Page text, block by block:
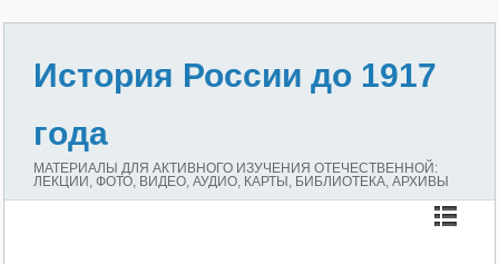
История России до 1917
года
МАТЕРИАЛЫ ДЛЯ АКТИВНОГО ИЗУЧЕНИЯ ОТЕЧЕСТВЕННОЙ:
ЛЕКЦИИ, ФОТО, ВИДЕО, АУДИО, КАРТЫ, БИБЛИОТЕКА, АРХИВЫ